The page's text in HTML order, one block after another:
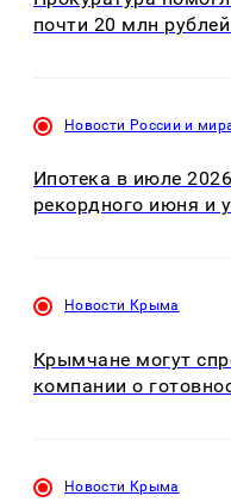
почти 20 млн
Новости России и
Ипотека в июле
рекордного июня и
Новости Крыма
Крымчане могут
компании о
Новости Крыма